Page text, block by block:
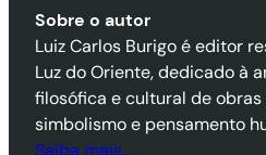
Sobre o autor
Luiz Carlos Burigo é editor
Luz do Oriente, dedicado à
filosófica e cultural de
simbolismo e pensamento
Saiba mais…